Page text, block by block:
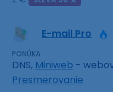
E-mail Pro
PONÚKA
DNS, Miniweb -
Presmerovanie